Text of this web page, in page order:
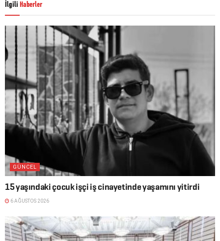
İlgili Haberler
GÜNCEL
15 yaşındaki çocuk işçi iş cinayetinde yaşamını yitirdi
6 AĞUSTOS 2026